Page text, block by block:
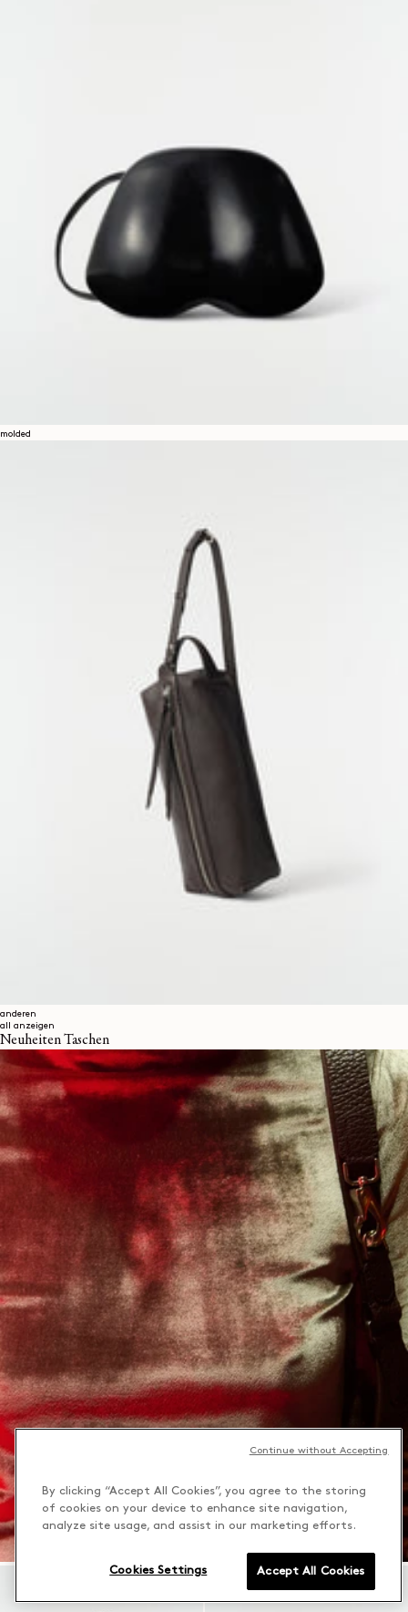
molded
anderen
all anzeigen
Neuheiten Taschen
By clicking “Accept All Cookies”, you agree to the storing
of cookies on your device to enhance site navigation,
analyze site usage, and assist in our marketing efforts.
Accept All Cookies
Cookies Settings
Continue without Accepting